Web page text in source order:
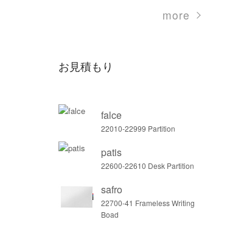
more
お見積もり
falce
22010-22999 Partition
patis
22600-22610 Desk Partition
safro
22700-41 Frameless Writing
Boad